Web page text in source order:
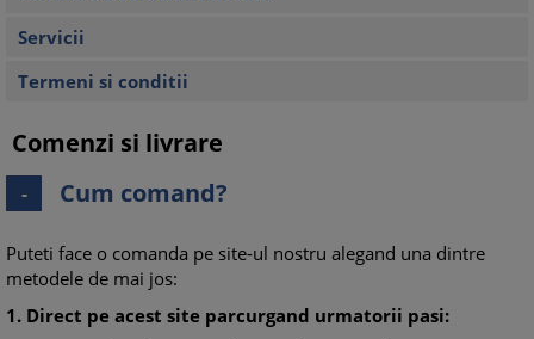
Servicii
Termeni si conditii
Comenzi si livrare
- Cum comand?
Puteti face o comanda pe site-ul nostru alegand una dintre
metodele de mai jos:
1. Direct pe acest site parcurgand urmatorii pasi: